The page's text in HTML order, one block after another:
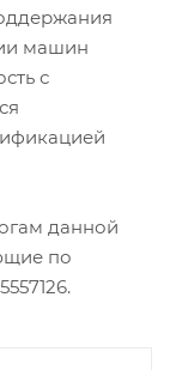
машин
с
данной
по